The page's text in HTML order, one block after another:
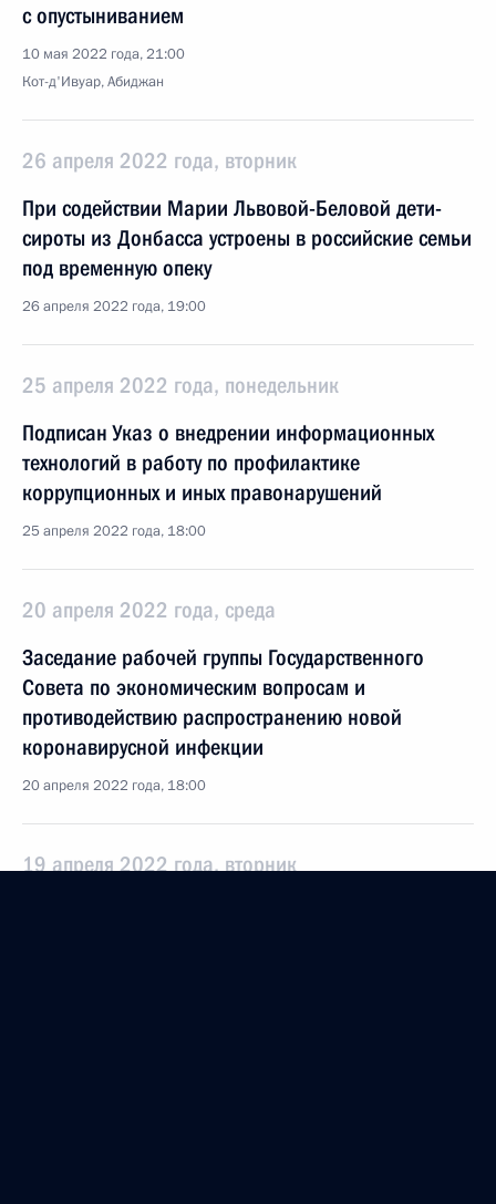
с опустыниванием
10 мая 2022 года, 21:00
Кот-д'Ивуар, Абиджан
26 апреля 2022 года, вторник
При содействии Марии Львовой-Беловой дети-
сироты из Донбасса устроены в российские семьи
под временную опеку
26 апреля 2022 года, 19:00
25 апреля 2022 года, понедельник
Подписан Указ о внедрении информационных
технологий в работу по профилактике
коррупционных и иных правонарушений
25 апреля 2022 года, 18:00
20 апреля 2022 года, среда
Заседание рабочей группы Государственного
Совета по экономическим вопросам и
противодействию распространению новой
коронавирусной инфекции
20 апреля 2022 года, 18:00
19 апреля 2022 года, вторник